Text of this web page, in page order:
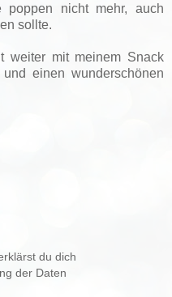
nicht mehr, auch
sollte.
weiter mit meinem Snack
einen wunderschönen
du dich
der Daten